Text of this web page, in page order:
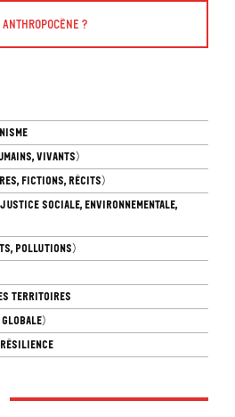
Anthropocène ?
VIVANTS)
FICTIONS, RÉCITS)
SOCIALE, ENVIRONNEMENTALE,
POLLUTIONS)
TERRITOIRES